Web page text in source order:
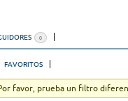
0
FAVORITOS
favor, prueba un filtro